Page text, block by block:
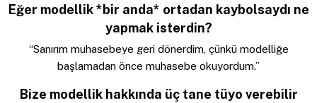
Eğer modellik *bir anda* ortadan kaybolsaydı ne
yapmak isterdin?
“Sanırım muhasebeye geri dönerdim, çünkü modelliğe
başlamadan önce muhasebe okuyordum.”
Bize modellik hakkında üç tane tüyo verebilir